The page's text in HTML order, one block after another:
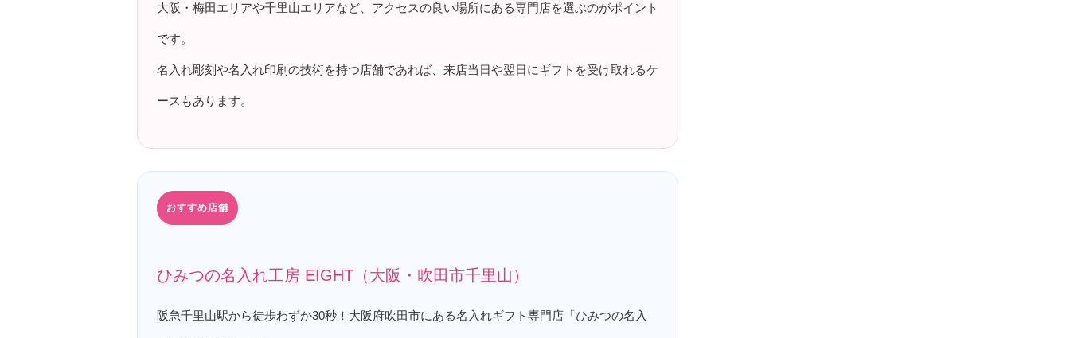
大阪・梅田エリアや千里山エリアなど、アクセスの良い場所にある専門店を選ぶのがポイント
です。
名入れ彫刻や名入れ印刷の技術を持つ店舗であれば、来店当日や翌日にギフトを受け取れるケ
ースもあります。
おすすめ店舗
ひみつの名入れ工房 EIGHT（大阪・吹田市千里山）
阪急千里山駅から徒歩わずか30秒！大阪府吹田市にある名入れギフト専門店「ひみつの名入